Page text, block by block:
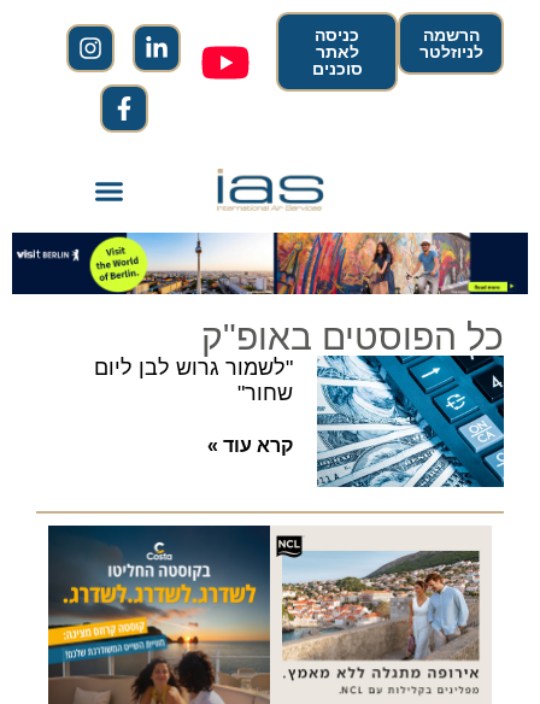
הרשמה
לניוזלטר
כניסה
לאתר
סוכנים
כל הפוסטים באופ"ק
"לשמור גרוש לבן ליום
שחור"
קרא עוד »